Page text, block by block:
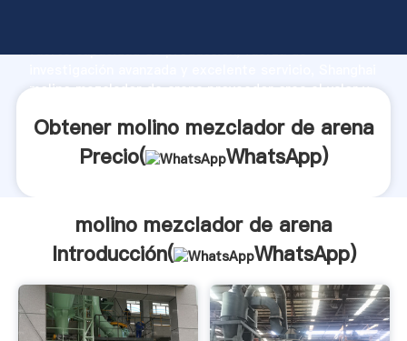
fuerte capacidad de producción, fuerza de
molino mezclador de arena proveedor crea el valor y
Obtener molino mezclador de arena
Precio(
WhatsApp)
molino mezclador de arena
Introducción(
WhatsApp)